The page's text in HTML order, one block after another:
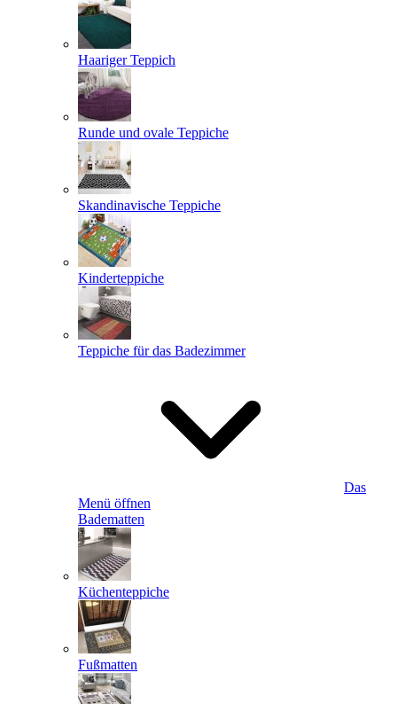
Haariger Teppich
Runde und ovale Teppiche
Skandinavische Teppiche
Kinderteppiche
Teppiche für das Badezimmer
Das
Menü öffnen
Badematten
Küchenteppiche
Fußmatten